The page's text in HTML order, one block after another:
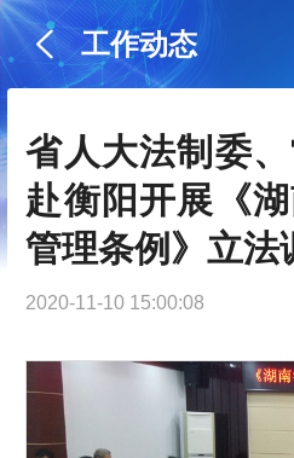
工作动态
省人大法制委
赴衡阳开展《
管理条例》立法
2020-11-10 15:00:08